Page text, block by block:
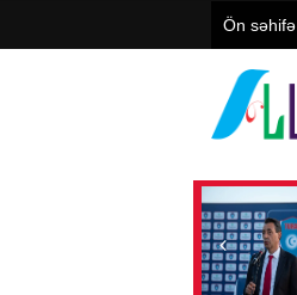
Ön səhifə
başqanı: “Biz idman
klubuyuq, bizim
ideologiya ilə işimiz
ola bilməz”